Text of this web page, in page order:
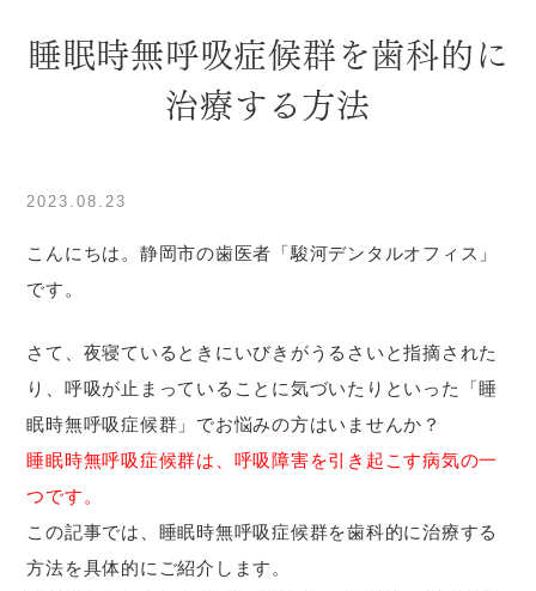
睡眠時無呼吸症候群を歯科的に
治療する方法
2023.08.23
こんにちは。静岡市の歯医者「駿河デンタルオフィス」
です。
さて、夜寝ているときにいびきがうるさいと指摘された
り、呼吸が止まっていることに気づいたりといった「睡
眠時無呼吸症候群」でお悩みの方はいませんか？
睡眠時無呼吸症候群は、呼吸障害を引き起こす病気の一
つです。
この記事では、睡眠時無呼吸症候群を歯科的に治療する
方法を具体的にご紹介します。